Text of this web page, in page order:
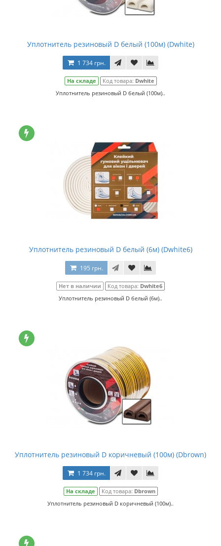
Уплотнитель резиновый D белый (100м) (Dwhite)
1 734 грн.
На складе Код товара: Dwhite
Уплотнитель резиновый D белый (100м)..
Уплотнитель резиновый D белый (6м) (Dwhite6)
195 грн.
Нет в наличии Код товара: Dwhite6
Уплотнитель резиновый D белый (6м)..
Уплотнитель резиновый D коричневый (100м) (Dbrown)
1 734 грн.
На складе Код товара: Dbrown
Уплотнитель резиновый D коричневый (100м)..